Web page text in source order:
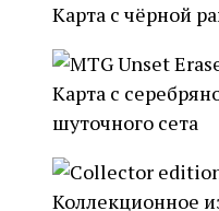
Карта с чёрной
Карта с
шуточного сета
Коллекционное